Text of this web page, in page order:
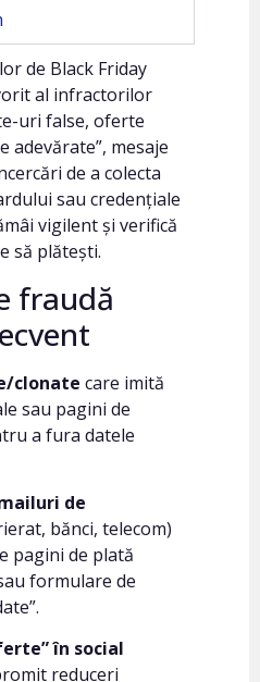
de Black Friday
al infractorilor
uri false, oferte
adevărate”, mesaje
de a colecta
sau credențiale
vigilent și verifică
să plătești.
fraudă
clonate care imită
sau pagini de
a fura datele
de
bănci, telecom)
pagini de plată
formulare de
în social
reduceri